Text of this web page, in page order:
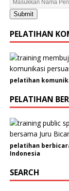
o
.
e
u
s
a
a
n
/
O
r
g
a
Submit
PELATIHAN
pelatihan
PELATIHAN
pelatihan
Indonesia
SEARCH